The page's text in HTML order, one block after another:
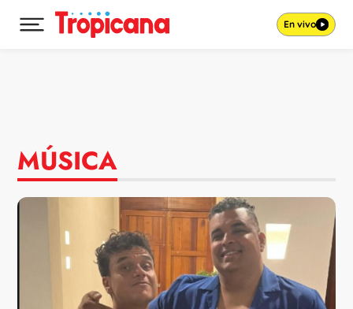
Desplegar menú principal En vivo
MÚSICA